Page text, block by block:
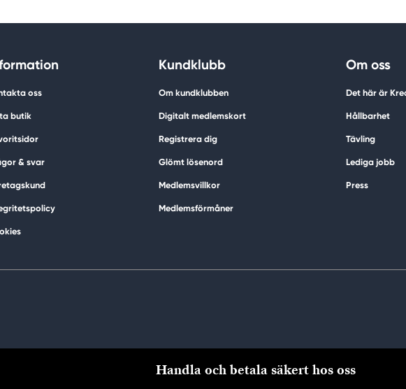
oss
butik
& svar
Kundklubb
Om kundklubben
Digitalt medlemskort
Registrera dig
Glömt lösenord
Medlemsvillkor
Medlemsförmåner
Om oss
Det här är
Hållbarhet
Tävling
Lediga jobb
Press
Handla och betala säkert hos oss